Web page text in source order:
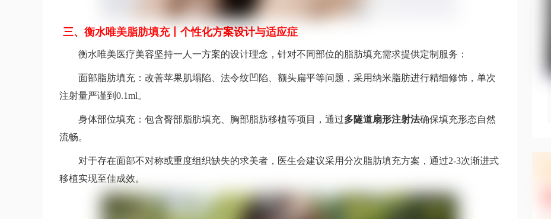
三、衡水唯美脂肪填充丨个性化方案设计与适应症
衡水唯美医疗美容坚持一人一方案的设计理念，针对不同部位的脂肪填充需求提供定制服务：
面部脂肪填充：改善苹果肌塌陷、法令纹凹陷、额头扁平等问题，采用纳米脂肪进行精细修饰，单次
注射量严谨到0.1ml。
身体部位填充：包含臀部脂肪填充、胸部脂肪移植等项目，通过多隧道扇形注射法确保填充形态自然
流畅。
对于存在面部不对称或重度组织缺失的求美者，医生会建议采用分次脂肪填充方案，通过2-3次渐进式
移植实现至佳成效。